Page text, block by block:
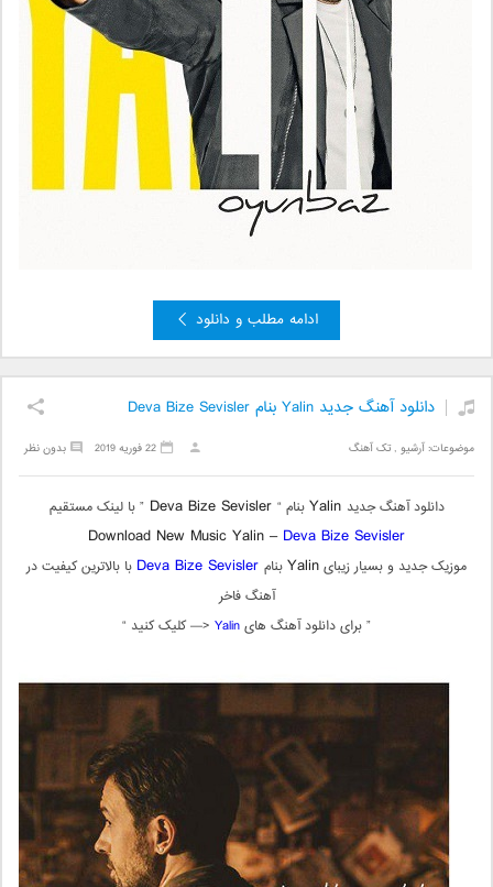
ادامه مطلب و دانلود
دانلود آهنگ جدید Yalin بنام Deva Bize Sevisler
موضوعات:آرشیو ,تک آهنگ بدون نظر 22 فوریه 2019
دانلود آهنگ جدید Yalin بنام “ Deva Bize Sevisler ” با لینک مستقیم
Download New Music Yalin – Deva Bize Sevisler
موزیک جدید و بسیار زیبایYalinبنام Deva Bize Sevisler با بالاترین کیفیت در
آهنگ فاخر
” برای دانلود آهنگ هایYalin <— کلیک کنید “